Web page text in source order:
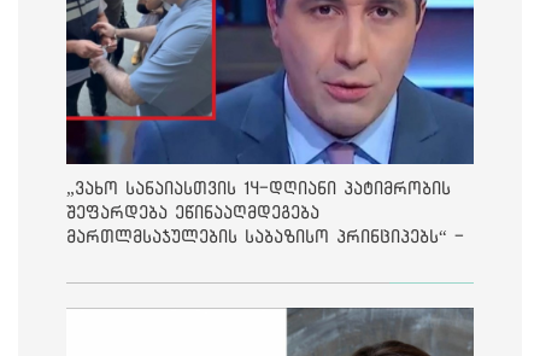
„ვახო სანაიასთვის 14-დღიანი პატიმრობის
შეფარდება ეწინააღმდეგება
მართლმსაჯულების საბაზისო პრინციპებს“ -